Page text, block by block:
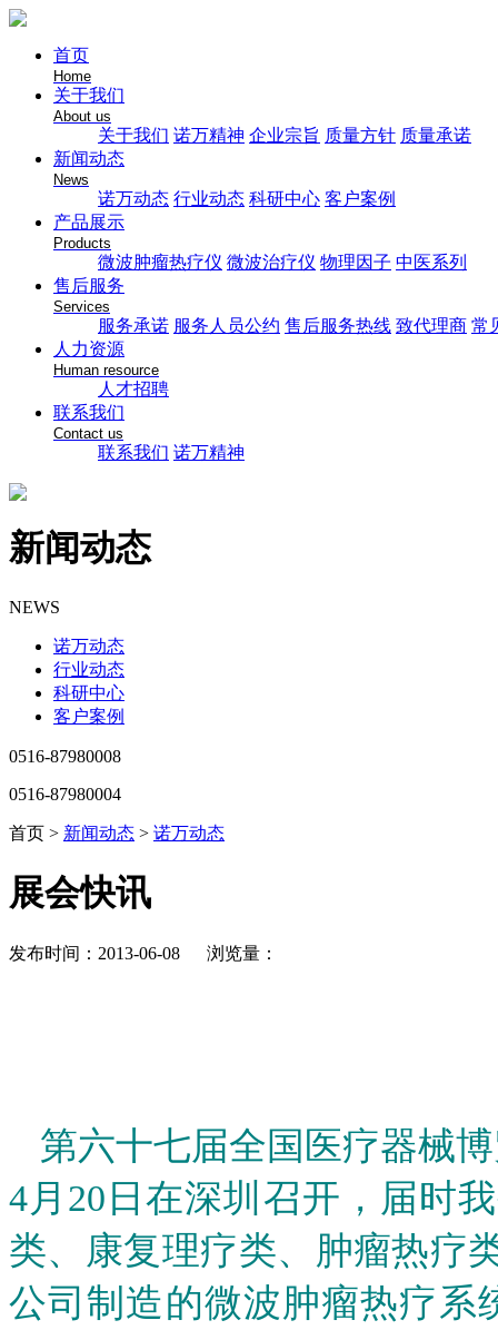
首页
Home
关于我们
About us
关于我们 诺万精神 企业宗旨 质量方针 质量承诺
新闻动态
News
诺万动态 行业动态 科研中心 客户案例
产品展示
Products
微波肿瘤热疗仪 微波治疗仪 物理因子 中医系列
售后服务
Services
服务承诺 服务人员公约 售后服务热线 致代理商 常
人力资源
Human resource
人才招聘
联系我们
Contact us
联系我们 诺万精神
新闻动态
NEWS
诺万动态
行业动态
科研中心
客户案例
0516-87980008
0516-87980004
首页 > 新闻动态 > 诺万动态
展会快讯
发布时间：2013-06-08 浏览量：
第六十七届全国医疗器械
4月20日在深圳召开，届时
类、康复理疗类、肿瘤热疗
公司制造的微波肿瘤热疗系